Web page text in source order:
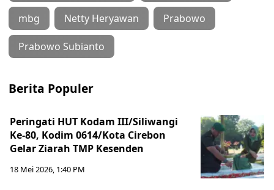
mbg Netty Heryawan Prabowo
Prabowo Subianto
Berita Populer
Peringati HUT Kodam III/Siliwangi
Ke-80, Kodim 0614/Kota Cirebon
Gelar Ziarah TMP Kesenden
18 Mei 2026, 1:40 PM